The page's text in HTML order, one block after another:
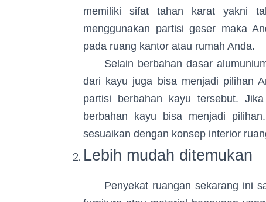
memiliki sifat tahan karat yakni
menggunakan partisi geser maka
pada ruang kantor atau rumah Anda.
Selain berbahan dasar
dari kayu juga bisa menjadi pilihan
partisi berbahan kayu tersebut.
berbahan kayu bisa menjadi
sesuaikan dengan konsep interior
Lebih mudah ditemukan
Penyekat ruangan sekarang ini